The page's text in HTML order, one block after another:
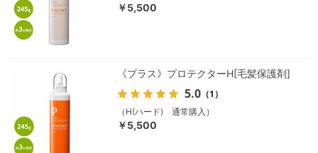
￥5,500
《プラス》プロテクターH[毛髪保護剤]
5.0 （1）
（H(ハード) 通常購入）
￥5,500